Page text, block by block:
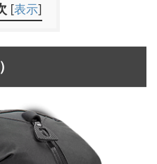
[表示]